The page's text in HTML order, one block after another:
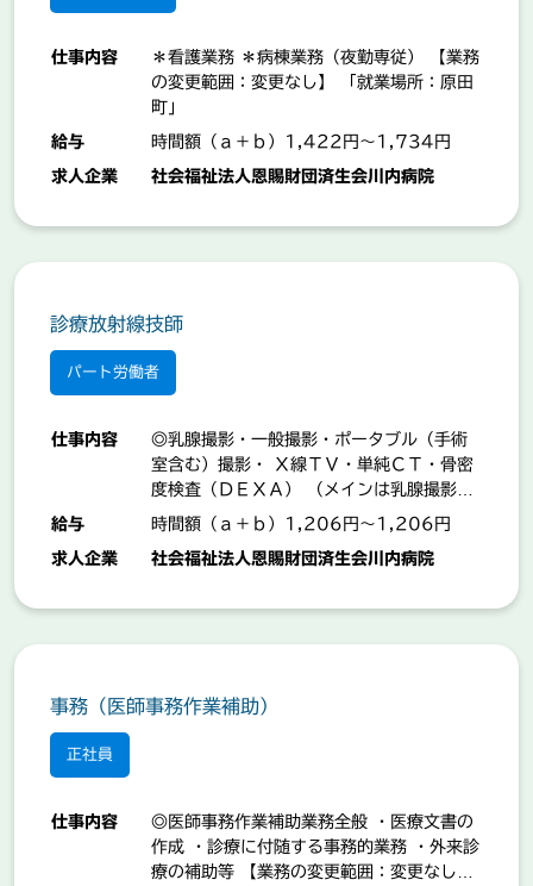
ハローワーク
薩摩川内市
IT・エンジニア
クリエイティブ・編集・出版
専門職
UIJターン歓迎
マイカー通勤可
職場禁煙
昇給あり
賞与あり
仕事内容
＊看護業務 ＊病棟業務（夜勤専従） 【業務
の変更範囲：変更なし】 「就業場所：原田
町」
給与 時間額（ａ＋ｂ）1,422円～1,734円
求人企業 社会福祉法人恩賜財団済生会川内病院
診療放射線技師
パート労働者
仕事内容
◎乳腺撮影・一般撮影・ポータブル（手術
室含む）撮影・ Ｘ線ＴＶ・単純ＣＴ・骨密
度検査（ＤＥＸＡ） （メインは乳腺撮影）
◎可搬型媒体作成・取込 ◎受付業務補助 等
「就業場所：原田町」
給与 時間額（ａ＋ｂ）1,206円～1,206円
求人企業 社会福祉法人恩賜財団済生会川内病院
事務（医師事務作業補助）
正社員
仕事内容
◎医師事務作業補助業務全般 ・医療文書の
作成 ・診療に付随する事務的業務 ・外来診
療の補助等 【業務の変更範囲：変更なし】